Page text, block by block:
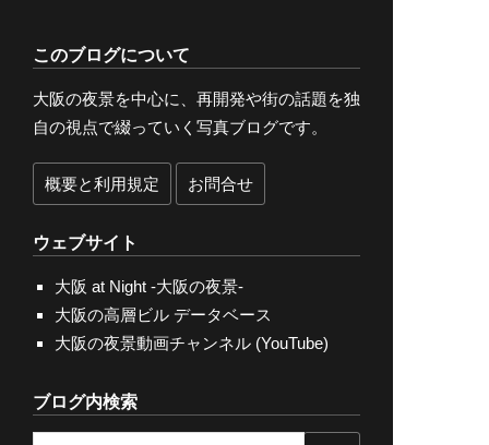
このブログについて
大阪の夜景を中心に、再開発や街の話題を独
自の視点で綴っていく写真ブログです。
概要と利用規定 お問合せ
ウェブサイト
大阪 at Night -大阪の夜景-
大阪の高層ビル データベース
大阪の夜景動画チャンネル (YouTube)
ブログ内検索